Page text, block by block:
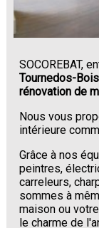
SOCOREBAT,
Tournedos-
rénovation de
Nous vous
intérieure
Grâce à nos
peintres,
carreleurs,
sommes à
maison ou
le charme de